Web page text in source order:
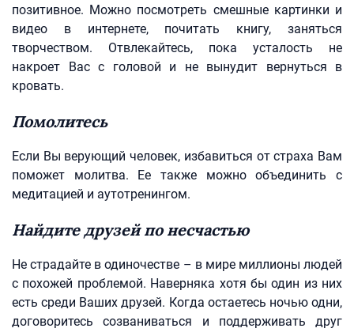
позитивное. Можно посмотреть смешные картинки и
видео в интернете, почитать книгу, заняться
творчеством. Отвлекайтесь, пока усталость не
накроет Вас с головой и не вынудит вернуться в
кровать.
Помолитесь
Если Вы верующий человек, избавиться от страха Вам
поможет молитва. Ее также можно объединить с
медитацией и аутотренингом.
Найдите друзей по несчастью
Не страдайте в одиночестве – в мире миллионы людей
с похожей проблемой. Наверняка хотя бы один из них
есть среди Ваших друзей. Когда остаетесь ночью одни,
договоритесь созваниваться и поддерживать друг